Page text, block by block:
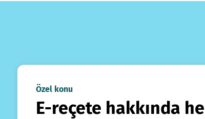
Özel konu
E-reçete hakkında